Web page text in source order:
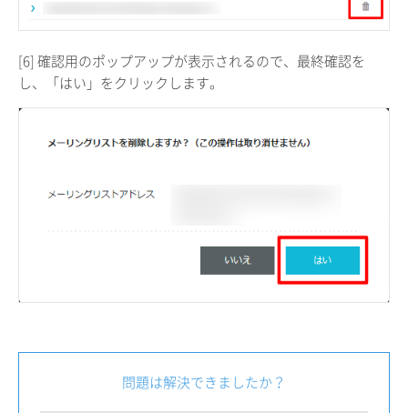
[6] 確認用のポップアップが表示されるので、最終確認を
し、「はい」をクリックします。
問題は解決できましたか？